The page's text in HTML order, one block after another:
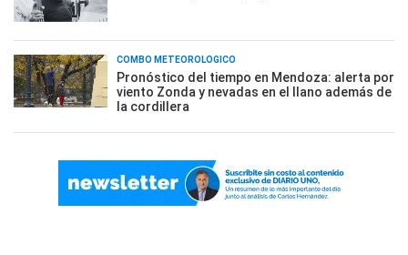
COMBO METEOROLÓGICO
Pronóstico del tiempo en Mendoza: alerta por
viento Zonda y nevadas en el llano además de
la cordillera